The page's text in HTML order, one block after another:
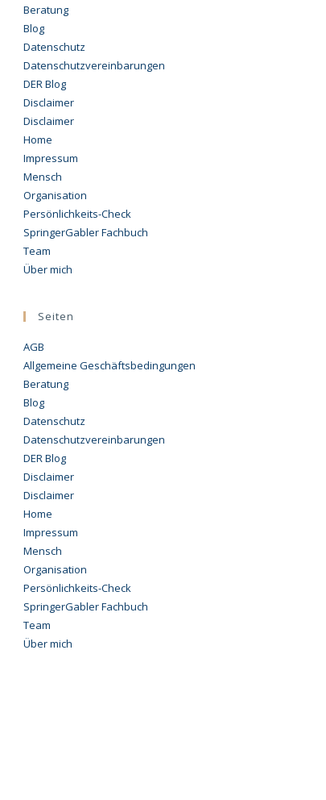
Beratung
Blog
Datenschutz
Datenschutzvereinbarungen
DER Blog
Disclaimer
Disclaimer
Home
Impressum
Mensch
Organisation
Persönlichkeits-Check
SpringerGabler Fachbuch
Team
Über mich
Seiten
AGB
Allgemeine Geschäftsbedingungen
Beratung
Blog
Datenschutz
Datenschutzvereinbarungen
DER Blog
Disclaimer
Disclaimer
Home
Impressum
Mensch
Organisation
Persönlichkeits-Check
SpringerGabler Fachbuch
Team
Über mich